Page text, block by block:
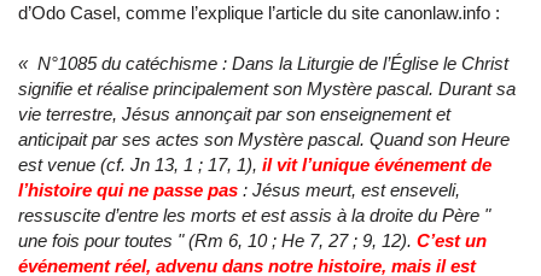
d’Odo Casel, comme l’explique l’article du site canonlaw.info :
« N°1085 du catéchisme : Dans la Liturgie de l’Église le Christ
signifie et réalise principalement son Mystère pascal. Durant sa
vie terrestre, Jésus annonçait par son enseignement et
anticipait par ses actes son Mystère pascal. Quand son Heure
est venue (cf. Jn 13, 1 ; 17, 1), il vit l’unique événement de
l’histoire qui ne passe pas : Jésus meurt, est enseveli,
ressuscite d’entre les morts et est assis à la droite du Père "
une fois pour toutes " (Rm 6, 10 ; He 7, 27 ; 9, 12). C’est un
événement réel, advenu dans notre histoire, mais il est